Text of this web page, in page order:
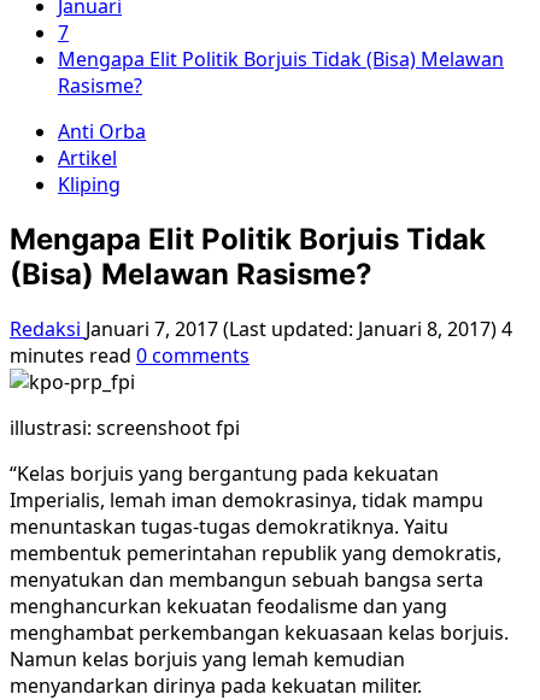
Januari
7
Mengapa Elit Politik Borjuis Tidak (Bisa) Melawan
Rasisme?
Anti Orba
Artikel
Kliping
Mengapa Elit Politik Borjuis Tidak
(Bisa) Melawan Rasisme?
Redaksi Januari 7, 2017 (Last updated: Januari 8, 2017)4
minutes read 0 comments
illustrasi: screenshoot fpi
“Kelas borjuis yang bergantung pada kekuatan
Imperialis, lemah iman demokrasinya, tidak mampu
menuntaskan tugas-tugas demokratiknya. Yaitu
membentuk pemerintahan republik yang demokratis,
menyatukan dan membangun sebuah bangsa serta
menghancurkan kekuatan feodalisme dan yang
menghambat perkembangan kekuasaan kelas borjuis.
Namun kelas borjuis yang lemah kemudian
menyandarkan dirinya pada kekuatan militer.